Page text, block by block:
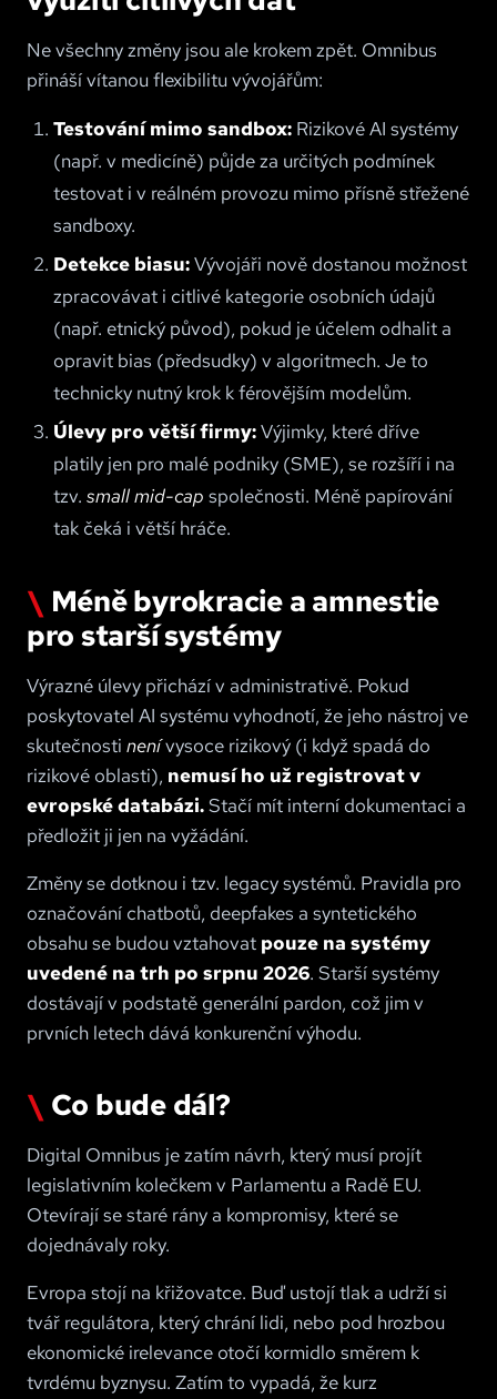
Ne všechny změny jsou ale krokem zpět. Omnibus
přináší vítanou flexibilitu vývojářům:
Testování mimo sandbox: Rizikové AI systémy
(např. v medicíně) půjde za určitých podmínek
testovat i v reálném provozu mimo přísně střežené
sandboxy.
Detekce biasu:Vývojáři nově dostanou možnost
zpracovávat i citlivé kategorie osobních údajů
(např. etnický původ), pokud je účelem odhalit a
opravit bias (předsudky) v algoritmech. Je to
technicky nutný krok k férovějším modelům.
Úlevy pro větší firmy:Výjimky, které dříve
platily jen pro malé podniky (SME), se rozšíří i na
tzv. small mid-cap společnosti. Méně papírování
tak čeká i větší hráče.
Méně byrokracie a amnestie
pro starší systémy
Výrazné úlevy přichází v administrativě. Pokud
poskytovatel AI systému vyhodnotí, že jeho nástroj ve
skutečnosti nenívysoce rizikový (i když spadá do
rizikové oblasti), nemusí ho už registrovat v
evropské databázi.Stačí mít interní dokumentaci a
předložit ji jen na vyžádání.
Změny se dotknou i tzv. legacy systémů. Pravidla pro
označování chatbotů, deepfakes a syntetického
obsahu se budou vztahovat pouze na systémy
uvedené na trh po srpnu 2026. Starší systémy
dostávají v podstatě generální pardon, což jim v
prvních letech dává konkurenční výhodu.
Co bude dál?
Digital Omnibus je zatím návrh, který musí projít
legislativním kolečkem v Parlamentu a Radě EU.
Otevírají se staré rány a kompromisy, které se
dojednávaly roky.
Evropa stojí na křižovatce. Buď ustojí tlak a udrží si
tvář regulátora, který chrání lidi, nebo pod hrozbou
ekonomické irelevance otočí kormidlo směrem k
tvrdému byznysu. Zatím to vypadá, že kurz